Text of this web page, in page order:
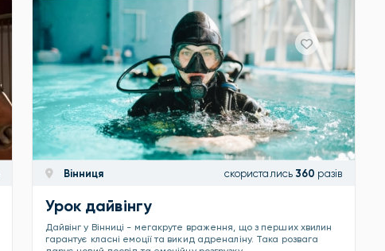
Вінниця скористались 360 разів
Урок дайвінгу
Дайвінг у Вінниці - мегакруте враження, що з перших хвилин
гарантує класні емоції та викид адреналіну. Така розвага